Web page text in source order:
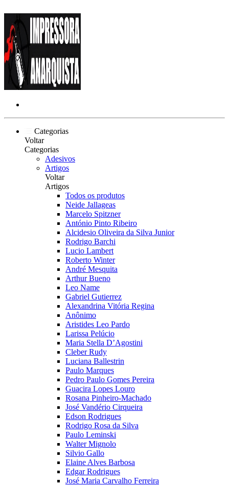
Categorias
Voltar
Categorias
Adesivos
Artigos
Voltar
Artigos
Todos os produtos
Neide Jallageas
Marcelo Spitzner
António Pinto Ribeiro
Alcidesio Oliveira da Silva Junior
Rodrigo Barchi
Lucio Lambert
Roberto Winter
André Mesquita
Arthur Bueno
Leo Name
Gabriel Gutierrez
Alexandrina Vitória Regina
Anônimo
Aristides Leo Pardo
Larissa Pelúcio
Maria Stella D’Agostini
Cleber Rudy
Luciana Ballestrin
Paulo Marques
Pedro Paulo Gomes Pereira
Guacira Lopes Louro
Rosana Pinheiro-Machado
José Vandério Cirqueira
Edson Rodrigues
Rodrigo Rosa da Silva
Paulo Leminski
Walter Mignolo
Silvio Gallo
Elaine Alves Barbosa
Edgar Rodrigues
José Maria Carvalho Ferreira